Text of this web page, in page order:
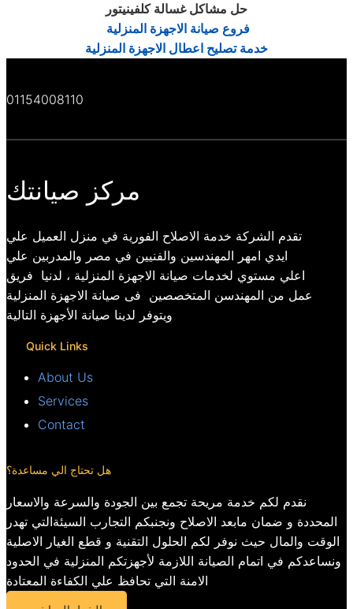
حل مشاكل غسالة كلفينيتور
فروع صيانة الاجهزة المنزلية
خدمة تصليح اعطال الاجهزة المنزلية
01154008110
مركز صيانتك
تقدم الشركة خدمة الاصلاح الفورية في منزل العميل علي
ايدي امهر المهندسين والفنيين في مصر والمدربين علي
اعلي مستوي لخدمات صيانة الاجهزة المنزلية ، لدنيا فريق
عمل من المهندسن المتخصصين فى صيانة الاجهزة المنزلية
ويتوفر لدينا صيانة الأجهزة التالية
Quick Links
About Us
Services
Contact
هل تحتاج الي مساعدة؟
نقدم لكم خدمة مريحة تجمع بين الجودة والسرعة والاسعار
المحددة و ضمان مابعد الاصلاح ونجنبكم التجارب السيئةالتي تهدر
الوقت والمال حيث نوفر لكم الحلول التقنية و قطع الغيار الاصلية
ونساعدكم في اتمام الصيانة اللازمة لأجهزتكم المنزلية في الحدود
الامنة التي تحافظ علي الكفاءة المعتادة